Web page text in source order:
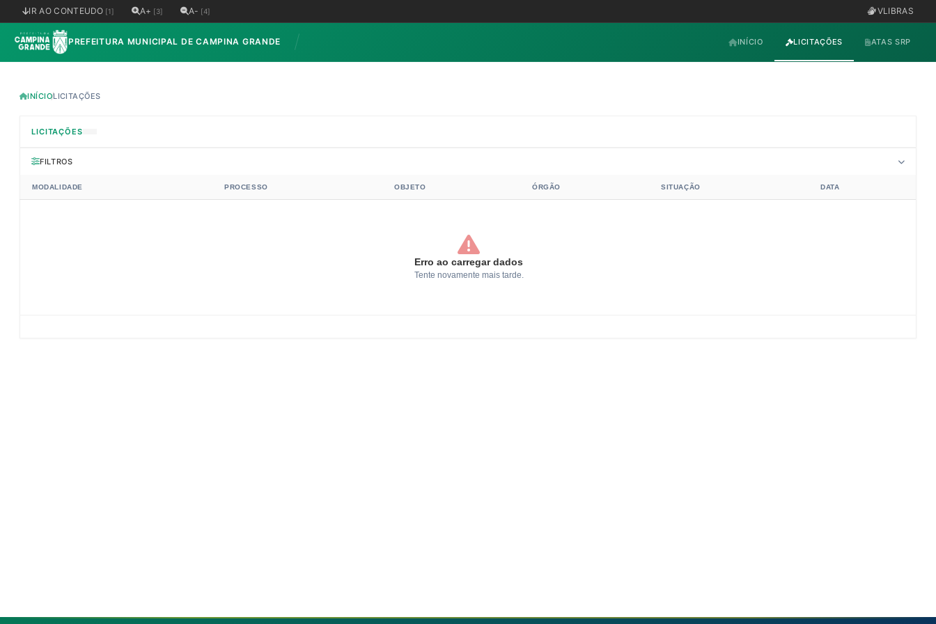
IR AO CONTEUDO [1] A+ [3] A- [4] VLIBRAS
PREFEITURA MUNICIPAL DE CAMPINA GRANDE INÍCIO LICITAÇÕES ATAS SRP
INÍCIOLICITAÇÕES
LICITAÇÕES
FILTROS
MODALIDADE PROCESSO OBJETO ÓRGÃO SITUAÇÃO DATA
Erro ao carregar dados
Tente novamente mais tarde.